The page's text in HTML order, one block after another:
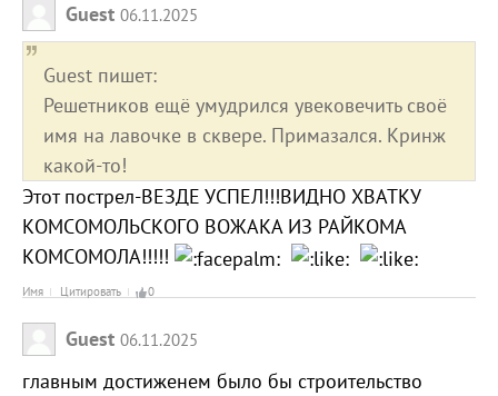
Guest 06.11.2025
Guest пишет:
Решетников ещё умудрился увековечить своё
имя на лавочке в сквере. Примазался. Кринж
какой-то!
Этот пострел-ВЕЗДЕ УСПЕЛ!!!ВИДНО ХВАТКУ
КОМСОМОЛЬСКОГО ВОЖАКА ИЗ РАЙКОМА
КОМСОМОЛА!!!!!
Имя Цитировать 0
Guest 06.11.2025
главным достиженем было бы строительство